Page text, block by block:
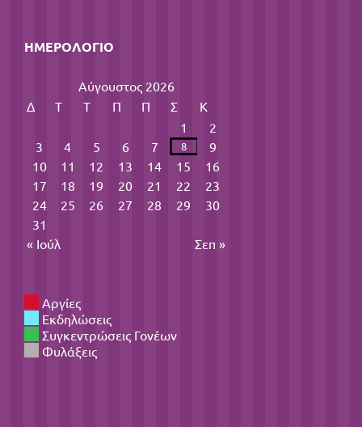
ΗΜΕΡΟΛΌΓΙΟ
Αύγουστος 2026
Δ
Τ Τ Π Π Σ
Κ
1
2
3
4 5 6 7 8
9
10
11 12 13 14 15
16
17
18 19 20 21 22
23
24
25 26 27 28 29
30
31
« Ιούλ
Σεπ »
Αργίες
Εκδηλώσεις
Συγκεντρώσεις Γονέων
Φυλάξεις